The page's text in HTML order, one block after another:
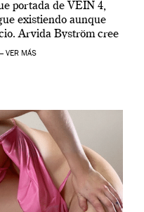
portada de VEIN 4,
existiendo aunque
Arvida Byström cree
un complejo […]
VER MÁS